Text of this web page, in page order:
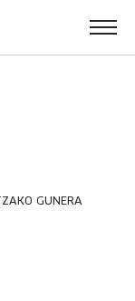
GUNERA